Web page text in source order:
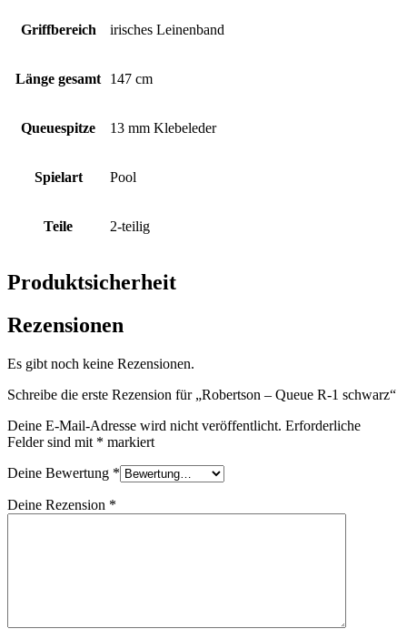
Griffbereich irisches Leinenband
Länge gesamt 147 cm
Queuespitze 13 mm Klebeleder
Spielart Pool
Teile 2-teilig
Produktsicherheit
Rezensionen
Es gibt noch keine Rezensionen.
Schreibe die erste Rezension für „Robertson – Queue R-1 schwarz“
Deine E-Mail-Adresse wird nicht veröffentlicht. Erforderliche
Felder sind mit * markiert
Deine Bewertung *
Deine Rezension *